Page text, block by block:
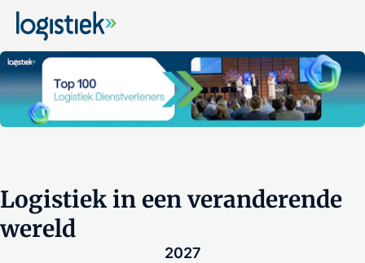
Logistiek in een veranderende
wereld
2027